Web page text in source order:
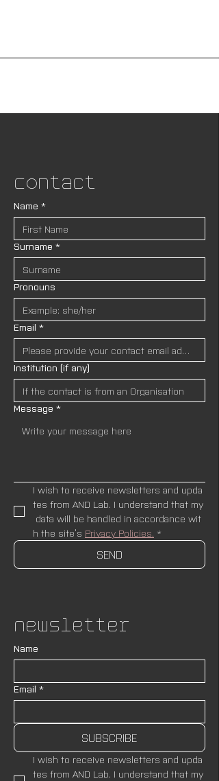
Contact
Name *
Surname *
Pronouns
Email *
Institution (if any)
Message *
I wish to receive newsletters and upda
tes from AND Lab. I understand that my
data will be handled in accordance wit
h the site’s Privacy Policies. *
SEND
Newsletter
Name
Email *
SUBSCRIBE
I wish to receive newsletters and upda
tes from AND Lab. I understand that my